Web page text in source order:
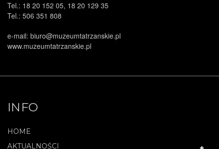
Tel.: 18 20 152 05, 18 20 129 35
Tel.: 506 351 808
e-mail: biuro@muzeumtatrzanskie.pl
www.muzeumtatrzanskie.pl
INFO
HOME
AKTUALNOŚCI